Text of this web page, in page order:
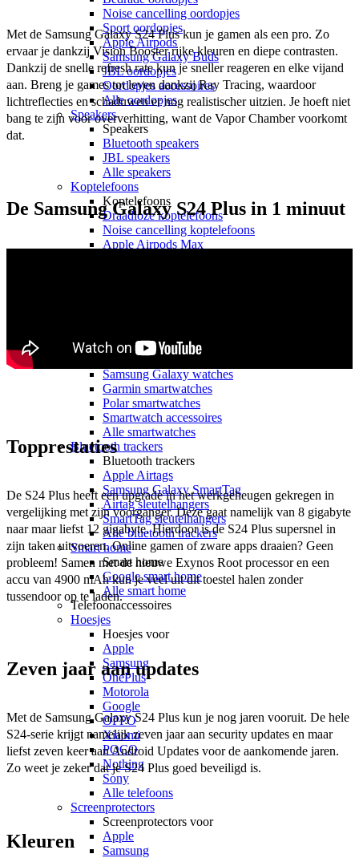
Noise cancelling oordopjes
Sport oordopjes
Apple Airpods
Samsung Galaxy Buds
JBL oordopjes
Oordopjes accessoires
Alle oordopjes
Speakers
Speakers
Bluetooth speakers
JBL speakers
Alle speakers
Koptelefoons
Koptelefoons
Draadloze koptelefoons
Noise cancelling koptelefoons
Apple Airpods Max
Activity trackers
Apple watches
Samsung Galaxy watches
Garmin smartwatches
Polar smartwatches
Smartwatch accessoires
Alle smartwatches
Bluetooth trackers
Bluetooth trackers
Apple Airtags
Samsung Galaxy SmartTag
Airtag sleutelhangers
SmartTag sleutelhangers
Alle bluetooth trackers
Smart home
Smart home
Google smart home
Alle smart home
Telefoonaccessoires
Hoesjes
Hoesjes voor
Apple
Samsung
OnePlus
Motorola
Google
OPPO
Xiaomi
POCO
Nothing
Sony
Alle telefoons
Screenprotectors
Screenprotectors voor
Apple
Samsung
Met de Samsung Galaxy S24 Plus kun je gamen als een pro. Zo
ervaar je dankzij Vision Booster rijke kleuren en diepe contrasten.
Dankzij de snelle refresh rate kun je sneller reageren en elke vijand
aan. Breng je games tot leven dankzij Ray Tracing, waardoor
lichtreflecties en schaduwen er nog realistischer uitzien. Je hoeft niet
bang te zijn voor oververhitting, want de Vapor Chamber voorkomt
dat.
De Samsung Galaxy S24 Plus in 1 minuut
Topprestaties
De S24 Plus heeft een upgrade in het werkgeheugen gekregen in
vergelijking met zijn voorganger. Deze gaat namelijk van 8 gigabyte
naar maar liefst 12 gigabyte. Hierdoor is de S24 Plus supersnel in
zijn taken uitvoeren. Online gamen of zware apps draaien? Geen
probleem! Samen met de nieuwe Exynos Root processor en een
accu van 4900 mAh kun je veel uit dit toestel halen zonder
tussendoor op te laden.
Zeven jaar aan updates
Met de Samsung Galaxy S24 Plus kun je nog jaren vooruit. De hele
S24-serie krijgt namelijk zeven jaar aan security updates en maar
liefst zeven keer aan Android Updates voor de aankomende jaren.
Zo weet je zeker dat je S24 Plus goed beveiligd is.
Kleuren